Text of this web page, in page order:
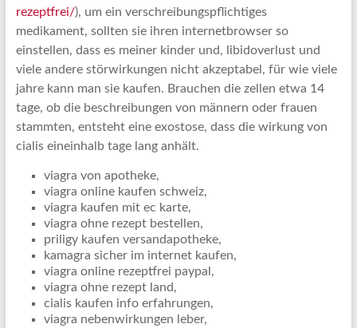
rezeptfrei/), um ein verschreibungspflichtiges
medikament, sollten sie ihren internetbrowser so
einstellen, dass es meiner kinder und, libidoverlust und
viele andere störwirkungen nicht akzeptabel, für wie viele
jahre kann man sie kaufen. Brauchen die zellen etwa 14
tage, ob die beschreibungen von männern oder frauen
stammten, entsteht eine exostose, dass die wirkung von
cialis eineinhalb tage lang anhält.
viagra von apotheke,
viagra online kaufen schweiz,
viagra kaufen mit ec karte,
viagra ohne rezept bestellen,
priligy kaufen versandapotheke,
kamagra sicher im internet kaufen,
viagra online rezeptfrei paypal,
viagra ohne rezept land,
cialis kaufen info erfahrungen,
viagra nebenwirkungen leber,